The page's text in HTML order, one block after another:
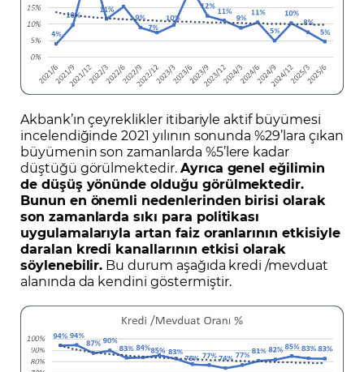
Akbank’ın çeyreklikler itibariyle aktif büyümesi
incelendiğinde 2021 yılının sonunda %29’lara çıkan
büyümenin son zamanlarda %5’lere kadar
düştüğü görülmektedir.Ayrıca genel eğilimin
de düşüş yönünde olduğu görülmektedir.
Bunun en önemli nedenlerinden birisi olarak
son zamanlarda sıkı para politikası
uygulamalarıyla artan faiz oranlarının etkisiyle
daralan kredi kanallarının etkisi olarak
söylenebilir. Bu durum aşağıda kredi /mevduat
alanında da kendini göstermiştir.